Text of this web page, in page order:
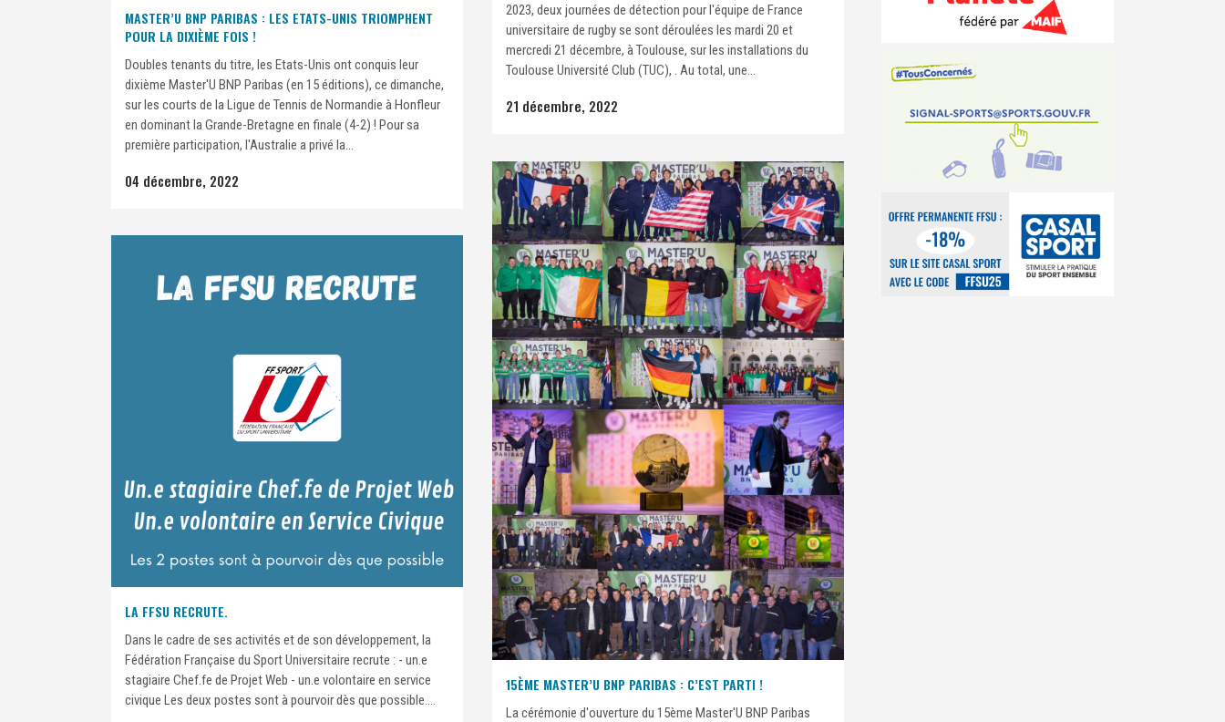
2023, deux journées de détection pour l'équipe de France
universitaire de rugby se sont déroulées les mardi 20 et
mercredi 21 décembre, à Toulouse, sur les installations du
Toulouse Université Club (TUC), . Au total, une...
21 décembre, 2022
MASTER’U BNP PARIBAS : LES ETATS-UNIS TRIOMPHENT
POUR LA DIXIÈME FOIS !
Doubles tenants du titre, les Etats-Unis ont conquis leur
dixième Master'U BNP Paribas (en 15 éditions), ce dimanche,
sur les courts de la Ligue de Tennis de Normandie à Honfleur
en dominant la Grande-Bretagne en finale (4-2) ! Pour sa
première participation, l'Australie a privé la...
04 décembre, 2022
15ÈME MASTER’U BNP PARIBAS : C’EST PARTI !
La cérémonie d'ouverture du 15ème Master'U BNP Paribas
LA FFSU RECRUTE.
Dans le cadre de ses activités et de son développement, la
Fédération Française du Sport Universitaire recrute : - un.e
stagiaire Chef.fe de Projet Web - un.e volontaire en service
civique Les deux postes sont à pourvoir dès que possible....